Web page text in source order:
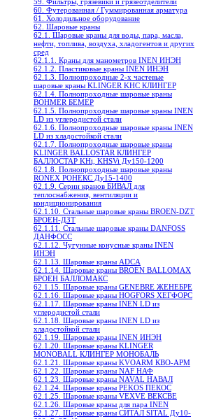
60. Футерованная / Гуммированная арматура
61. Холодильное oборудование
62. Шаровые краны
62.1. Шаровые краны для воды, пара, масла,
нефти, топлива, воздуха, хладогентов и других
сред
62.1.1. Краны для манометров INEN ИНЭН
62.1.2. Пластиковые краны INEN ИНЭН
62.1.3. Полнопроходные 2-х частевые
шаровые краны KLINGER KHC КЛИНГЕР
62.1.4. Полнопроходные шаровые краны
BOHMER БЕМЕР
62.1.5. Полнопроходные шаровые краны INEN
LD из углеродистой стали
62.1.6. Полнопроходные шаровые краны INEN
LD из хладостойкой стали
62.1.7. Полнопроходные шаровые краны
KLINGER BALLOSTAR КЛИНГЕР
БАЛЛОСТАР KHi, KHSVi Ду150-1200
62.1.8. Полнопроходные шаровые краны
RONEX РОНЕКС Ду15-1400
62.1.9. Серии кранов БИВАЛ для
теплоснабжения, вентиляции и
кондиционирования
62.1.10. Стальные шаровые краны BROEN-DZT
БРОЕН-ДЗТ
62.1.11. Стальные шаровые краны DANFOSS
ДАНФОСС
62.1.12. Чугунные конусные краны INEN
ИНЭН
62.1.13. Шаровые краны ADCA
62.1.14. Шаровые краны BROEN BALLOMAX
БРОЕН БАЛЛОМАКС
62.1.15. Шаровые краны GENEBRE ЖЕНЕБРЕ
62.1.16. Шаровые краны HOGFORS ХЕГФОРС
62.1.17. Шаровые краны INEN LD из
углеродистой стали
62.1.18. Шаровые краны INEN LD из
хладостойкой стали
62.1.19. Шаровые краны INEN ИНЭН
62.1.20. Шаровые краны KLINGER
MONOBALL КЛИНГЕР МОНОБАЛЬ
62.1.21. Шаровые краны KVOARM КВО-АРМ
62.1.22. Шаровые краны NAF НАФ
62.1.23. Шаровые краны NAVAL НАВАЛ
62.1.24. Шаровые краны PEKOS ПЕКОС
62.1.25. Шаровые краны VEXVE ВЕКСВЕ
62.1.26. Шаровые краны для пара INEN
62.1.27. Шаровые краны СИТАЛ SITAL Ду10-